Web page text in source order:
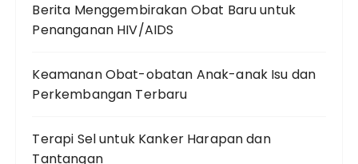
Berita Menggembirakan Obat Baru untuk
Penanganan HIV/AIDS
Keamanan Obat-obatan Anak-anak Isu dan
Perkembangan Terbaru
Terapi Sel untuk Kanker Harapan dan
Tantangan